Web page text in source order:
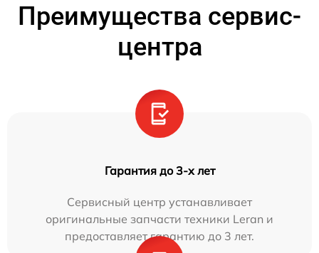
Преимущества сервис-
центра
Гарантия до 3-х лет
Сервисный центр устанавливает
оригинальные запчасти техники Leran и
предоставляет гарантию до 3 лет.